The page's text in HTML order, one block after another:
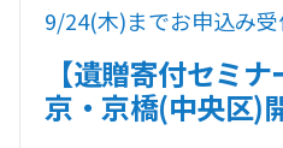
9/24(木)までお申込み
【遺贈寄付セミ
京・京橋(中央区)